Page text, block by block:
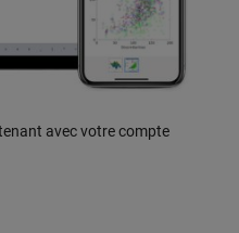
avec votre compte